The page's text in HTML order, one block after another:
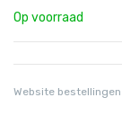
Op voorraad
Website